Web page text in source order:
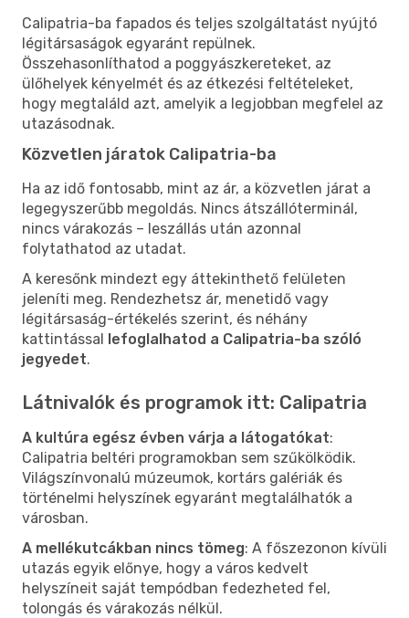
Calipatria-ba fapados és teljes szolgáltatást nyújtó
légitársaságok egyaránt repülnek.
Összehasonlíthatod a poggyászkereteket, az
ülőhelyek kényelmét és az étkezési feltételeket,
hogy megtaláld azt, amelyik a legjobban megfelel az
utazásodnak.
Közvetlen járatok Calipatria-ba
Ha az idő fontosabb, mint az ár, a közvetlen járat a
legegyszerűbb megoldás. Nincs átszállóterminál,
nincs várakozás – leszállás után azonnal
folytathatod az utadat.
A keresőnk mindezt egy áttekinthető felületen
jeleníti meg. Rendezhetsz ár, menetidő vagy
légitársaság-értékelés szerint, és néhány
kattintással lefoglalhatod a Calipatria-ba szóló
jegyedet.
Látnivalók és programok itt: Calipatria
A kultúra egész évben várja a látogatókat:
Calipatria beltéri programokban sem szűkölködik.
Világszínvonalú múzeumok, kortárs galériák és
történelmi helyszínek egyaránt megtalálhatók a
városban.
A mellékutcákban nincs tömeg: A főszezonon kívüli
utazás egyik előnye, hogy a város kedvelt
helyszíneit saját tempódban fedezheted fel,
tolongás és várakozás nélkül.